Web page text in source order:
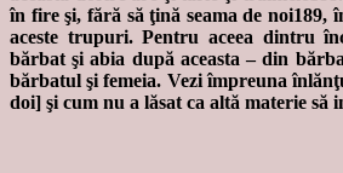
în fire şi, fără să ţină seama de noi189,
aceste trupuri. Pentru aceea dintru
bărbat şi abia după aceasta – din
bărbatul şi femeia. Vezi împreuna
doi] şi cum nu a lăsat ca altă materie să